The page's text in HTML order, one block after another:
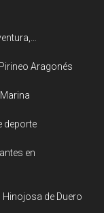
Aragonés
deporte
en
de Duero